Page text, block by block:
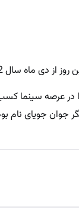
1372 متولد شده است.
عرصه سینما
جوان جویای نام